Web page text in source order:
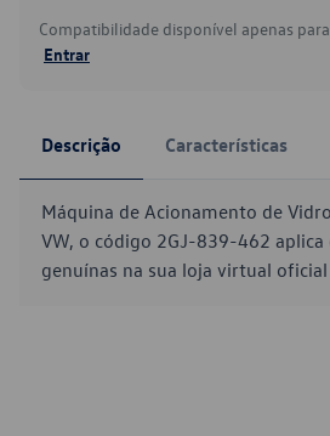
Compatibilidade disponível apenas
Entrar
Descrição Características
Máquina de Acionamento de
VW, o código 2GJ-839-462 aplica
genuínas na sua loja virtual oficial